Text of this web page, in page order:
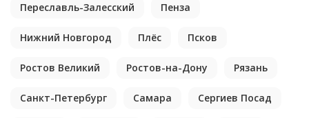
Переславль-Залесский Пенза
Нижний Новгород Плёс Псков
Ростов Великий Ростов-на-Дону Рязань
Санкт-Петербург Самара Сергиев Посад